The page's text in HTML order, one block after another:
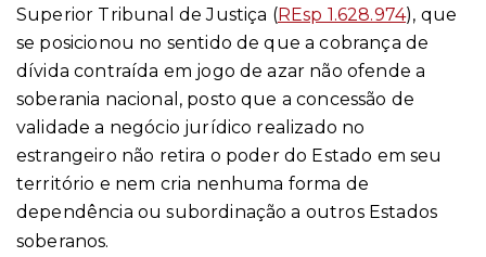
Superior Tribunal de Justiça (REsp 1.628.974), que
se posicionou no sentido de que a cobrança de
dívida contraída em jogo de azar não ofende a
soberania nacional, posto que a concessão de
validade a negócio jurídico realizado no
estrangeiro não retira o poder do Estado em seu
território e nem cria nenhuma forma de
dependência ou subordinação a outros Estados
soberanos.